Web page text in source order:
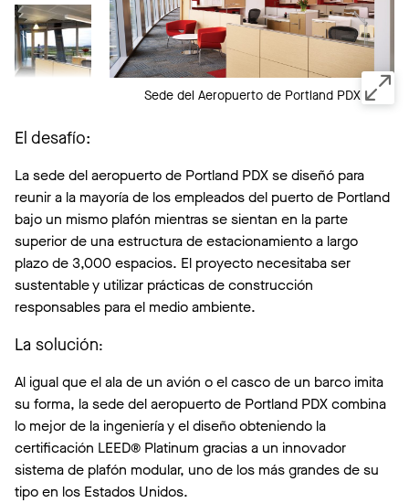
Sede del Aeropuerto de Portland PDX
El desafío:
La sede del aeropuerto de Portland PDX se diseñó para
reunir a la mayoría de los empleados del puerto de Portland
bajo un mismo plafón mientras se sientan en la parte
superior de una estructura de estacionamiento a largo
plazo de 3,000 espacios. El proyecto necesitaba ser
sustentable y utilizar prácticas de construcción
responsables para el medio ambiente.
La solución:
Al igual que el ala de un avión o el casco de un barco imita
su forma, la sede del aeropuerto de Portland PDX combina
lo mejor de la ingeniería y el diseño obteniendo la
certificación LEED® Platinum gracias a un innovador
sistema de plafón modular, uno de los más grandes de su
tipo en los Estados Unidos.